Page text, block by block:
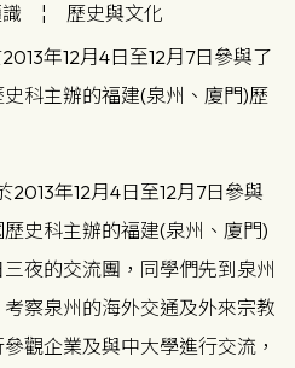
¦
歷史與文化
年12月4日至12月7日參與了
科主辦的福建(泉州、廈門)歷
2013年12月4日至12月7日參與
史科主辦的福建(泉州、廈門)
夜的交流團，同學們先到泉州
察泉州的海外交通及外來宗教
觀企業及與中大學進行交流，